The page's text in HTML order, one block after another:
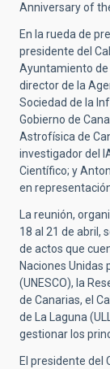
Anniversary of
En la rueda de
presidente del
Ayuntamiento de
director de la
Sociedad de la
Gobierno de
Astrofísica de
investigador del
Científico; y
en
La reunión,
18 al 21 de abril,
de actos que
Naciones Unidas
(UNESCO), la
de Canarias, el
de La Laguna
gestionar los
El presidente del